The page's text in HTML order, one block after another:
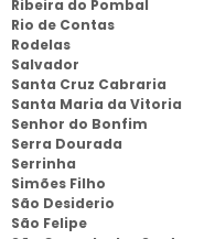
Ribeira do Pombal
Rio de Contas
Rodelas
Salvador
Santa Cruz Cabraria
Santa Maria da Vitoria
Senhor do Bonfim
Serra Dourada
Serrinha
Simões Filho
São Desiderio
São Felipe